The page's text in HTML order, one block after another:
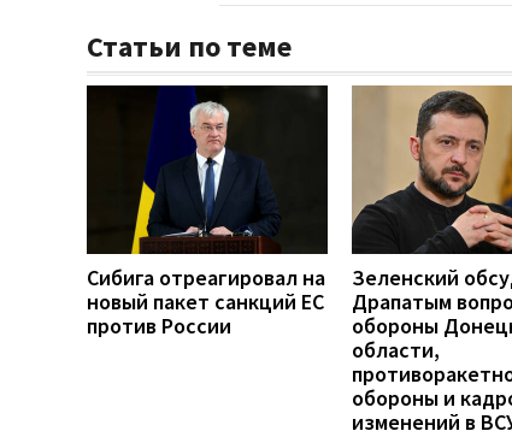
Статьи по теме
Сибига отреагировал на
новый пакет санкций ЕС
против России
Зеленский
Драпатым
обороны
области,
обороны и
изменений в